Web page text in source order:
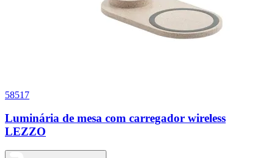
58517
Luminária de mesa com carregador wireless
LEZZO